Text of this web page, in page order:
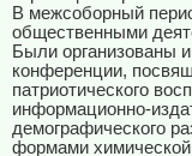
В межсоборный
общественными
Были организованы
конференции,
патриотического
информационно-
демографического
формами химической